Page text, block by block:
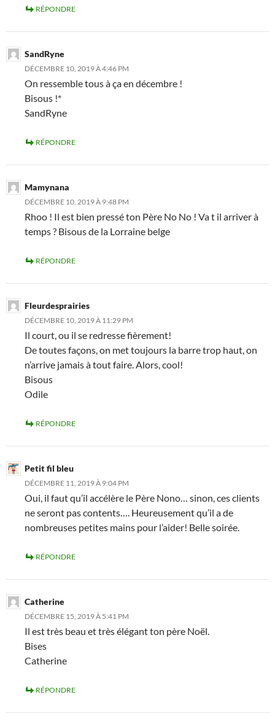
RÉPONDRE
SandRyne
DÉCEMBRE 10, 2019 À 4:46 PM
On ressemble tous à ça en décembre !
Bisous !*
SandRyne
RÉPONDRE
Mamynana
DÉCEMBRE 10, 2019 À 9:48 PM
Rhoo ! Il est bien pressé ton Père No No ! Va t il arriver à
temps ? Bisous de la Lorraine belge
RÉPONDRE
Fleurdesprairies
DÉCEMBRE 10, 2019 À 11:29 PM
Il court, ou il se redresse fièrement!
De toutes façons, on met toujours la barre trop haut, on
n’arrive jamais à tout faire. Alors, cool!
Bisous
Odile
RÉPONDRE
Petit fil bleu
DÉCEMBRE 11, 2019 À 9:04 PM
Oui, il faut qu’il accélère le Père Nono… sinon, ces clients
ne seront pas contents…. Heureusement qu’il a de
nombreuses petites mains pour l’aider! Belle soirée.
RÉPONDRE
Catherine
DÉCEMBRE 15, 2019 À 5:41 PM
Il est très beau et très élégant ton père Noël.
Bises
Catherine
RÉPONDRE